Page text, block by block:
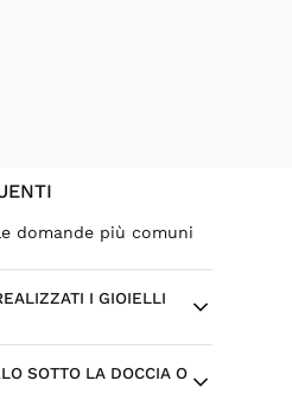
domande più comuni
I GIOIELLI
nasce da design
SOTTO LA DOCCIA O